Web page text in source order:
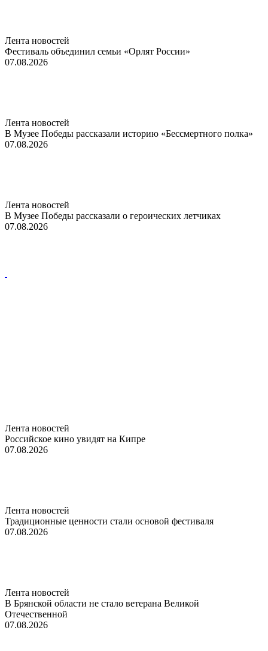
Лента новостей
Фестиваль объединил семьи «Орлят России»
07.08.2026
Лента новостей
В Музее Победы рассказали историю «Бессмертного полка»
07.08.2026
Лента новостей
В Музее Победы рассказали о героических летчиках
07.08.2026
Лента новостей
Российское кино увидят на Кипре
07.08.2026
Лента новостей
Традиционные ценности стали основой фестиваля
07.08.2026
Лента новостей
В Брянской области не стало ветерана Великой
Отечественной
07.08.2026